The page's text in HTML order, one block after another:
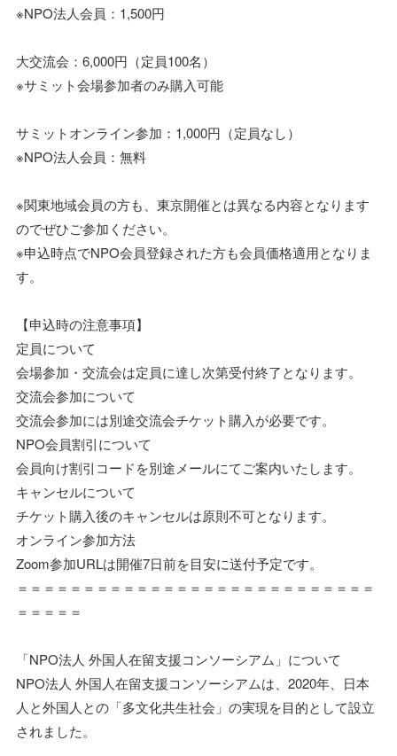
※NPO法人会員：1,500円
大交流会：6,000円（定員100名）
※サミット会場参加者のみ購入可能
サミットオンライン参加：1,000円（定員なし）
※NPO法人会員：無料
※関東地域会員の方も、東京開催とは異なる内容となります
のでぜひご参加ください。
※申込時点でNPO会員登録された方も会員価格適用となりま
す。
【申込時の注意事項】
定員について
会場参加・交流会は定員に達し次第受付終了となります。
交流会参加について
交流会参加には別途交流会チケット購入が必要です。
NPO会員割引について
会員向け割引コードを別途メールにてご案内いたします。
キャンセルについて
チケット購入後のキャンセルは原則不可となります。
オンライン参加方法
Zoom参加URLは開催7日前を目安に送付予定です。
＝＝＝＝＝＝＝＝＝＝＝＝＝＝＝＝＝＝＝＝＝＝＝＝＝＝＝
＝＝＝＝＝
「NPO法人 外国人在留支援コンソーシアム」について
NPO法人 外国人在留支援コンソーシアムは、2020年、日本
人と外国人との「多文化共生社会」の実現を目的として設立
されました。